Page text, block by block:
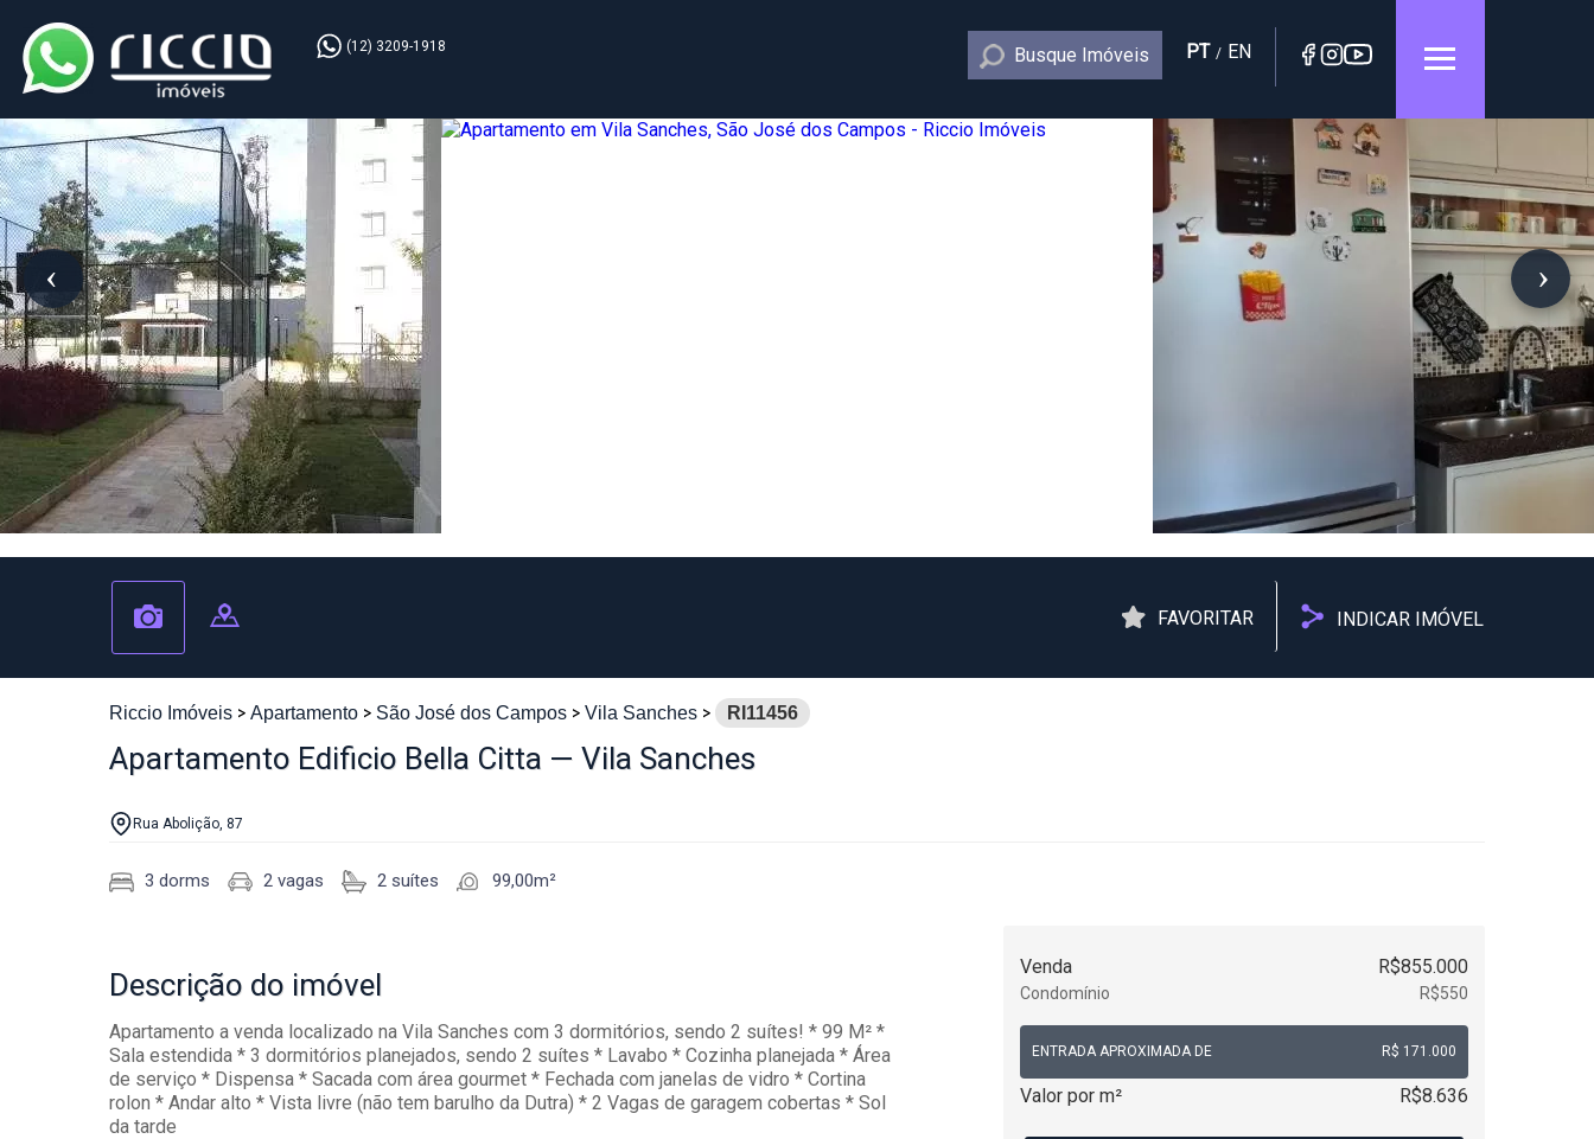
(12) 3209-1918 Busque Imóveis PT / EN
FAVORITAR INDICAR IMÓVEL
Riccio Imóveis Apartamento São José dos Campos Vila Sanches RI11456
Apartamento Edificio Bella Citta — Vila Sanches
Rua Abolição, 87
3 dorms 2 vagas 2 suítes 99,00m²
Venda R$855.000
Condomínio R$550
ENTRADA APROXIMADA DE R$ 171.000
Valor por m² R$8.636
Descrição do imóvel
Apartamento a venda localizado na Vila Sanches com 3 dormitórios, sendo 2 suítes! * 99 M² *
Sala estendida * 3 dormitórios planejados, sendo 2 suítes * Lavabo * Cozinha planejada * Área
de serviço * Dispensa * Sacada com área gourmet * Fechada com janelas de vidro * Cortina
rolon * Andar alto * Vista livre (não tem barulho da Dutra) * 2 Vagas de garagem cobertas * Sol
da tarde